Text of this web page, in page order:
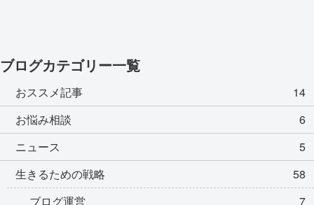
ブログカテゴリー一覧
おススメ記事
14
お悩み相談
6
ニュース
5
生きるための戦略
58
ブログ運営
7